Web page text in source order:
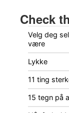
Check
Velg deg
være
Lykke
11 ting
15 tegn på